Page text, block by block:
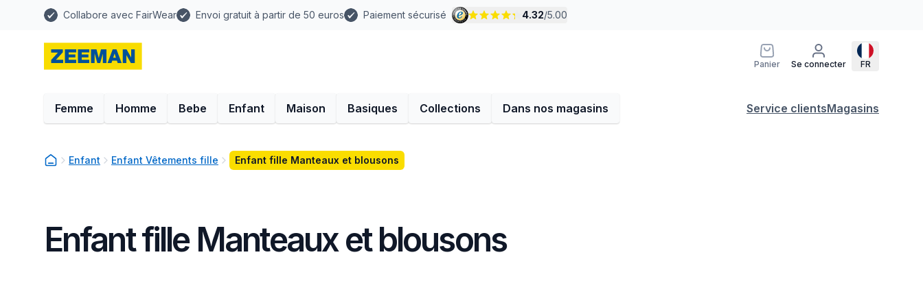
Collabore avec FairWear Envoi gratuit à partir de 50 euros Paiement sécurisé 4.32/5.00
Panier Se connecter FR
Femme Homme Bebe Enfant Maison Basiques Collections Dans nos magasins Service clientsMagasins
Enfant Enfant Vêtements fille Enfant fille Manteaux et blousons
Enfant fille Manteaux et blousons